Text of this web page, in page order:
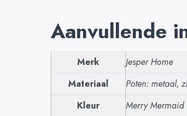
Aanvullende
Merk
Jesper Home
Materiaal
Poten: metaal,
Kleur
Merry Mermaid